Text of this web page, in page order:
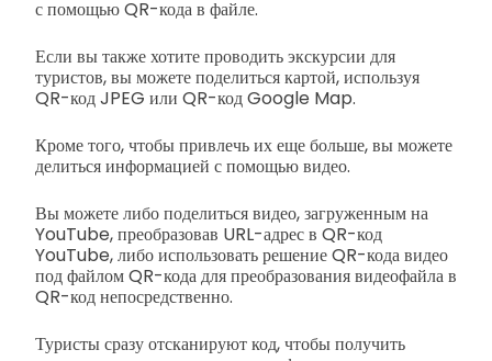
с помощью QR-кода в файле.
Если вы также хотите проводить экскурсии для
туристов, вы можете поделиться картой, используя
QR-код JPEG или QR-код Google Map.
Кроме того, чтобы привлечь их еще больше, вы можете
делиться информацией с помощью видео.
Вы можете либо поделиться видео, загруженным на
YouTube, преобразовав URL-адрес в QR-код
YouTube, либо использовать решение QR-кода видео
под файлом QR-кода для преобразования видеофайла в
QR-код непосредственно.
Туристы сразу отсканируют код, чтобы получить